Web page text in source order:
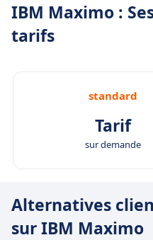
IBM Maximo :
tarifs
standard
Tarif
sur demande
Alternatives
sur IBM Maximo